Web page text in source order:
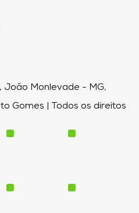
João Monlevade - MG,
Gomes | Todos os direitos